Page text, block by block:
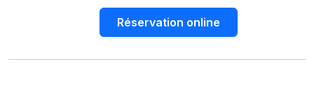
Réservation online